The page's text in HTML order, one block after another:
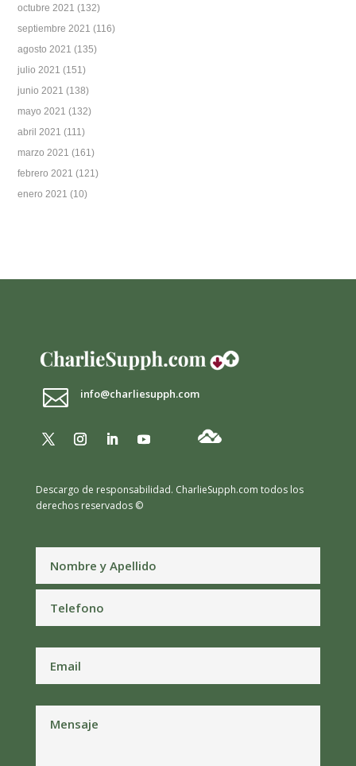
octubre 2021 (132)
septiembre 2021 (116)
agosto 2021 (135)
julio 2021 (151)
junio 2021 (138)
mayo 2021 (132)
abril 2021 (111)
marzo 2021 (161)
febrero 2021 (121)
enero 2021 (10)
 info@charliesupph.com
Descargo de responsabilidad. CharlieSupph.com todos los
derechos reservados ©